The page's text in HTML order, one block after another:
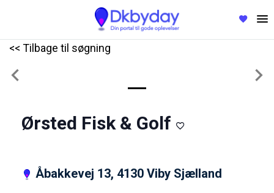
<< Tilbage til søgning
Previous
Ørsted Fisk & Golf
Åbakkevej 13, 4130 Viby Sjælland